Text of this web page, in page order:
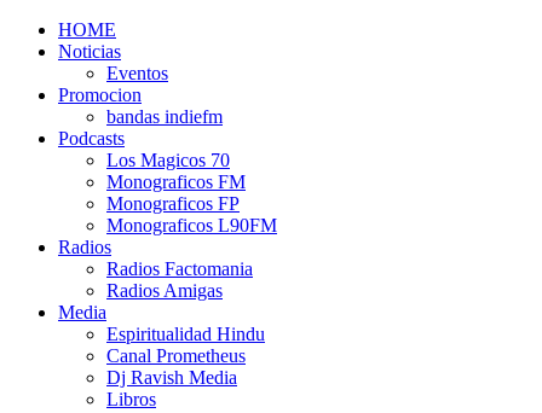
HOME
Noticias
Eventos
Promocion
bandas indiefm
Podcasts
Los Magicos 70
Monograficos FM
Monograficos FP
Monograficos L90FM
Radios
Radios Factomania
Radios Amigas
Media
Espiritualidad Hindu
Canal Prometheus
Dj Ravish Media
Libros